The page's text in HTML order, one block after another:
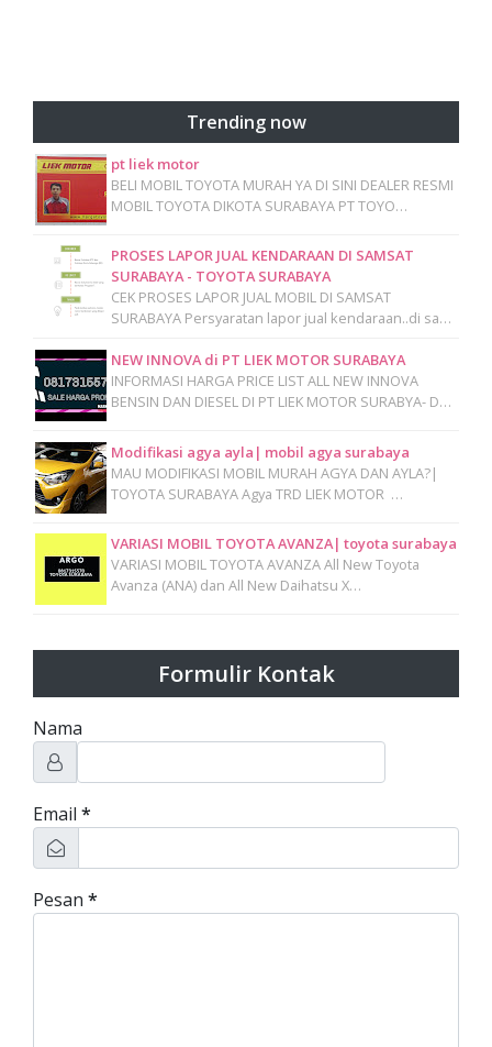
Trending now
pt liek motor
BELI MOBIL TOYOTA MURAH YA DI SINI DEALER RESMI
MOBIL TOYOTA DIKOTA SURABAYA PT TOYO…
PROSES LAPOR JUAL KENDARAAN DI SAMSAT
SURABAYA - TOYOTA SURABAYA
CEK PROSES LAPOR JUAL MOBIL DI SAMSAT
SURABAYA Persyaratan lapor jual kendaraan..di sa…
NEW INNOVA di PT LIEK MOTOR SURABAYA
INFORMASI HARGA PRICE LIST ALL NEW INNOVA
BENSIN DAN DIESEL DI PT LIEK MOTOR SURABYA- D…
Modifikasi agya ayla| mobil agya surabaya
MAU MODIFIKASI MOBIL MURAH AGYA DAN AYLA?|
TOYOTA SURABAYA Agya TRD LIEK MOTOR …
VARIASI MOBIL TOYOTA AVANZA| toyota surabaya
VARIASI MOBIL TOYOTA AVANZA All New Toyota
Avanza (ANA) dan All New Daihatsu X…
Formulir Kontak
Nama
Email *
Pesan *